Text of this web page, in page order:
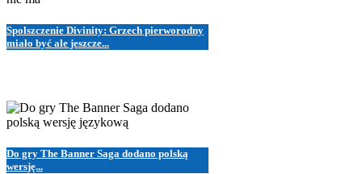
Spolszczenie Divinity: Grzech pierworodny
miało być ale jeszcze...
Do gry The Banner Saga dodano polską
wersję...